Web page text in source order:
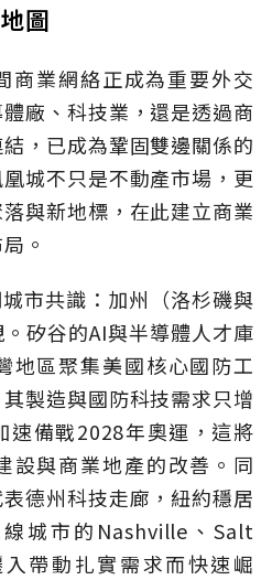
圖
商業網絡正成為重要外交
廠、科技業，還是透過商
，已成為鞏固雙邊關係的
城不只是不動產市場，更
與新地標，在此建立商業
。
市共識：加州（洛杉磯與
矽谷的AI與半導體人才庫
地區聚集美國核心國防工
製造與國防科技需求只增
速備戰2028年奧運，這將
設與商業地產的改善。同
德州科技走廊，紐約穩居
城市的Nashville、Salt
帶動扎實需求而快速崛